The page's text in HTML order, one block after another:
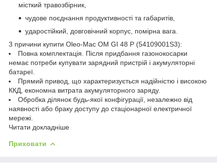
місткий травозбірник,
чудове поєднання продуктивності та габаритів,
ударостійкий, довговічний корпус, помірна вага.
3 причини купити Oleo-Mac OM GI 48 P (54109001S3):
Повна комплектація. Після придбання газонокосарки
немає потреби купувати зарядний пристрій і акумуляторні
батареї.
Прямий привод, що характеризується надійністю і високою
ККД, економна витрата акумуляторного заряду.
Обробка ділянок будь-якої конфігурації, незалежно від
наявності або браку доступу до стаціонарної електричної
мережі.
Читати докладніше
Приховати